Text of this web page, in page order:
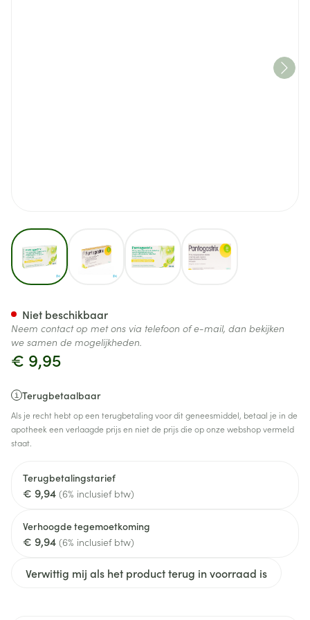
View larger image
€ 9,95
Terugbetaalbaar
Als je recht hebt op een terugbetaling voor dit geneesmiddel, betaal je in de
apotheek een verlaagde prijs en niet de prijs die op onze webshop vermeld
staat.
Terugbetalingstarief
€ 9,94 (6% inclusief btw)
Verhoogde tegemoetkoming
€ 9,94 (6% inclusief btw)
Verwittig mij als het product terug in voorraad is
Niet beschikbaar
Neem contact op met ons via telefoon of e-mail, dan bekijken
we samen de mogelijkheden.